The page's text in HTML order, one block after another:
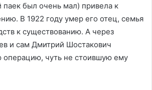
паек был очень мал) привела к
В 1922 году умер его отец, семья
к существованию. А через
и сам Дмитрий Шостакович
операцию, чуть не стоившую ему